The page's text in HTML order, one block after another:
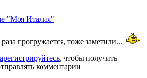
"Моя Италия"
прогружается, тоже заметили...
, чтобы получить
комментарии